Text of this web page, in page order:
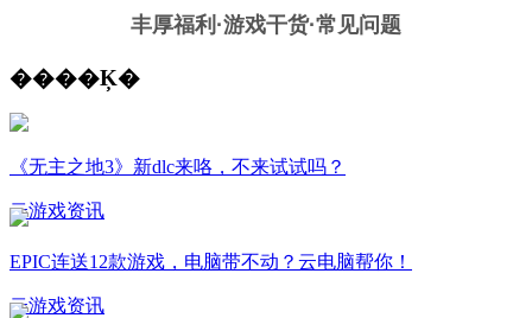
丰厚福利 ·游戏干货·常见问题
����Ķ�
《无主之地3》新dlc来咯，不来试试吗？
云游戏资讯
EPIC连送12款游戏，电脑带不动？云电脑帮你！
云游戏资讯